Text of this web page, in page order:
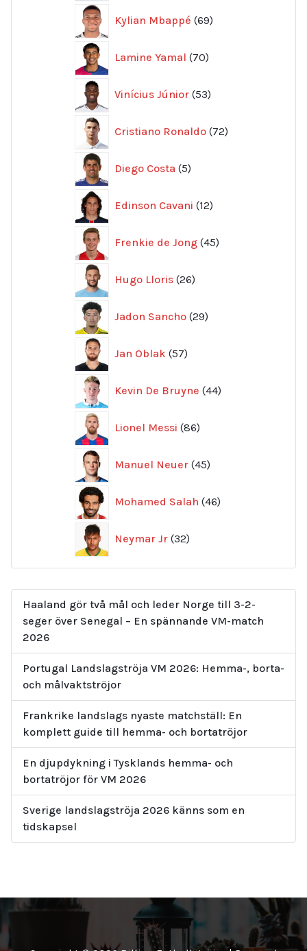
Kylian Mbappé 69
produkter
Lamine Yamal 70
produkter
Vinícius Júnior 53
produkter
Cristiano Ronaldo 72
produkter
Diego Costa 5
produkter
Edinson Cavani 12
produkter
Frenkie de Jong 45
produkter
Hugo Lloris 26
produkter
Jadon Sancho 29
produkter
Jan Oblak 57
produkter
Kevin De Bruyne 44
produkter
Lionel Messi 86
produkter
Manuel Neuer 45
produkter
Mohamed Salah 46
produkter
Neymar Jr 32
produkter
Haaland gör två mål och leder Norge till 3-2-
seger över Senegal – En spännande VM-match
2026
Portugal Landslagströja VM 2026: Hemma-, borta-
och målvaktströjor
Frankrike landslags nyaste matchställ: En
komplett guide till hemma- och bortatröjor
En djupdykning i Tysklands hemma- och
bortatröjor för VM 2026
Sverige landslagströja 2026 känns som en
tidskapsel